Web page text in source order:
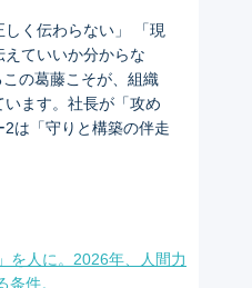
しく伝わらない」 「現
ていいか分からな
の葛藤こそが、組織
ます。社長が「攻め
は「守りと構築の伴走